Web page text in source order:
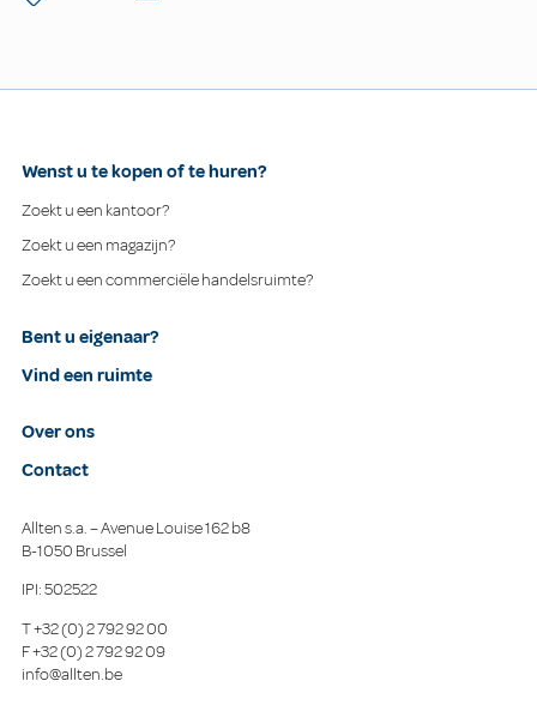
Wenst u te kopen of te huren?
Zoekt u een kantoor?
Zoekt u een magazijn?
Zoekt u een commerciële handelsruimte?
Bent u eigenaar?
Vind een ruimte
Over ons
Contact
Allten s.a. – Avenue Louise 162 b8
B-1050 Brussel
IPI: 502522
T+32 (0) 2 792 92 00
F+32 (0) 2 792 92 09
info@allten.be